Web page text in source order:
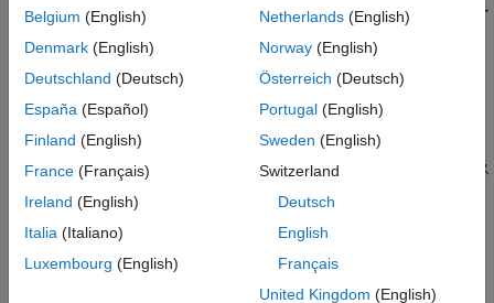
setBlockParameter
メソッドを使用して、ブロック パラメーター
奨します。
作成
bp = Simulink.Simulation.BlockParameter('BlockPath
'Name', 'Value は、ブロック パラメーター と、そのパス
BlockPath
Simulink.Simulation.BlockParameter
ます。
Belgium (English)
Denmark (English)
Deutschland (Deutsch)
España (Español)
Finland (English)
France (Français)
Ireland (English)
Italia (Italiano)
Luxembourg (English)
Netherlands(English)
Norway(English)
Österreich (Deutsch)
Portugal(English)
Sweden (English)
Switzerland
Deutsch
English
Français
United Kingdom (English)